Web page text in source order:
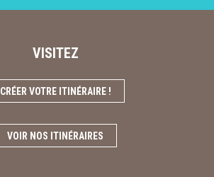
VISITEZ
CRÉER VOTRE ITINÉRAIRE !
VOIR NOS ITINÉRAIRES